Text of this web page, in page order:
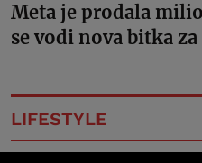
Meta je prodala
se vodi nova bitka
LIFESTYLE